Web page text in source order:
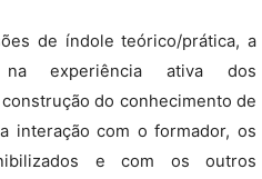
de índole teórico/prática, a
na experiência ativa dos
do conhecimento de
interação com o formador, os
e com os outros